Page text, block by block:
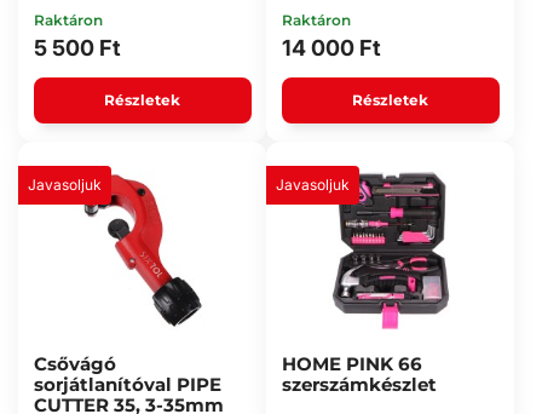
Raktáron
5 500 Ft
Részletek
Raktáron
14 000 Ft
Részletek
Javasoljuk
Csővágó
sorjátlanítóval PIPE
CUTTER 35, 3-35mm
Javasoljuk
HOME PINK 66
szerszámkészlet